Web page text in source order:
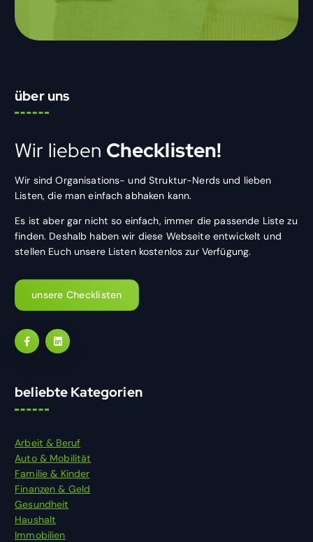
über uns
Wir lieben Checklisten!
Wir sind Organisations- und Struktur-Nerds und lieben
Listen, die man einfach abhaken kann.
Es ist aber gar nicht so einfach, immer die passende Liste zu
finden. Deshalb haben wir diese Webseite entwickelt und
stellen Euch unsere Listen kostenlos zur Verfügung.
unsere Checklisten
beliebte Kategorien
Arbeit & Beruf
Auto & Mobilität
Familie & Kinder
Finanzen & Geld
Gesundheit
Haushalt
Immobilien